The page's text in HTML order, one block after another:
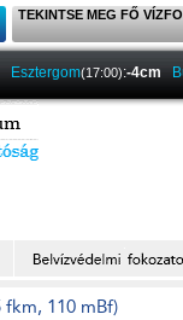
TEKINTSE MEG FŐ
Esztergom(17:00):-4cm